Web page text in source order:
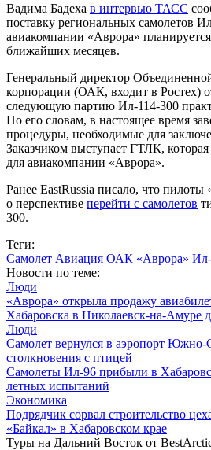
Вадима Бадеха в интервью ТАСС
поставку региональных самолетов
авиакомпании «Аврора»
ближайших месяцев.
Генеральный директор
корпорации (ОАК, входит в Ростех)
следующую партию Ил-114-300
По его словам, в настоящее время
процедуры, необходимые для
Заказчиком выступает ГТЛК,
для авиакомпании «Аврора».
Ранее EastRussia писало, что
о перспективе перейти с самолетов
300.
Теги:
Самолет Авиация ОАК «Аврора»
Новости по теме:
Люди
«Аврора» открыла продажу
Хабаровска в Николаевск-на-Амуре
Люди
Самолет вернулся в аэропорт Южно-
столкновения с птицей
Самолеты Ил-96 прибыли в
летных испытаний
Экономика
Подрядчик сорвал строительство
«Байкал» в Хабаровском крае
Туры на Дальний Восток от